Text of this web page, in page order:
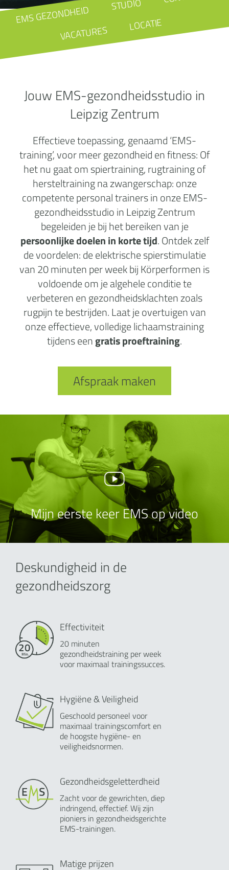
EMS GEZONDHEID STUDIO
VACATURES LOCATIE
Jouw EMS-gezondheidsstudio in
Leipzig Zentrum
Effectieve toepassing, genaamd ‘EMS-
training’, voor meer gezondheid en fitness: Of
het nu gaat om spiertraining, rugtraining of
hersteltraining na zwangerschap: onze
competente personal trainers in onze EMS-
gezondheidsstudio in Leipzig Zentrum
begeleiden je bij het bereiken van je
persoonlijke doelen in korte tijd. Ontdek zelf
de voordelen: de elektrische spierstimulatie
van 20 minuten per week bij Körperformen is
voldoende om je algehele conditie te
verbeteren en gezondheidsklachten zoals
rugpijn te bestrijden. Laat je overtuigen van
onze effectieve, volledige lichaamstraining
tijdens eengratis proeftraining.
Afspraak maken
Mijn eerste keer EMS op video
Deskundigheid in de
gezondheidszorg
Effectiviteit
20 minuten
gezondheidstraining per week
voor maximaal trainingssucces.
Hygiëne & Veiligheid
Geschoold personeel voor
maximaal trainingscomfort en
de hoogste hygiëne- en
veiligheidsnormen.
Gezondheidsgeletterdheid
Zacht voor de gewrichten, diep
indringend, effectief. Wij zijn
pioniers in gezondheidsgerichte
EMS-trainingen.
Matige prijzen